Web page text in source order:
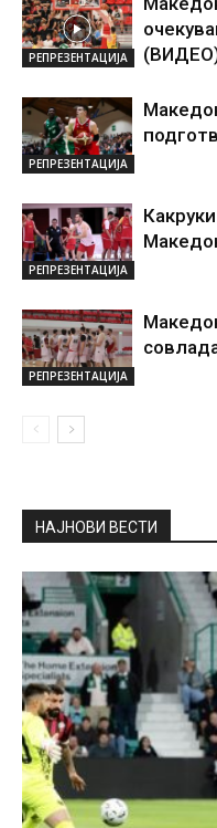
РЕПРЕЗЕНТАЦИЈА
РЕПРЕЗЕНТАЦИЈА
РЕПРЕЗЕНТАЦИЈА
РЕПРЕЗЕНТАЦИЈА
НАЈНОВИ ВЕСТИ